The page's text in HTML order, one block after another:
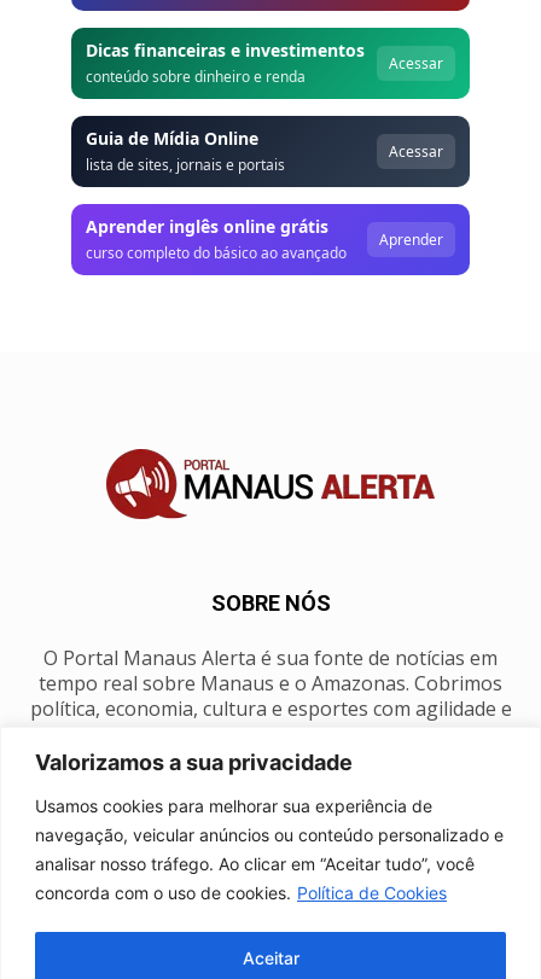
Valorizamos a sua privacidade
Usamos cookies para melhorar sua experiência de
navegação, veicular anúncios ou conteúdo personalizado e
analisar nosso tráfego. Ao clicar em “Aceitar tudo”, você
concorda com o uso de cookies. Política de Cookies
Aceitar
Dicas financeiras e investimentos
conteúdo sobre dinheiro e renda
Acessar
Guia de Mídia Online
lista de sites, jornais e portais
Acessar
Aprender inglês online grátis
curso completo do básico ao avançado
Aprender
SOBRE NÓS
O Portal Manaus Alerta é sua fonte de notícias em
tempo real sobre Manaus e o Amazonas. Cobrimos
política, economia, cultura e esportes com agilidade e
SIGA-NOS